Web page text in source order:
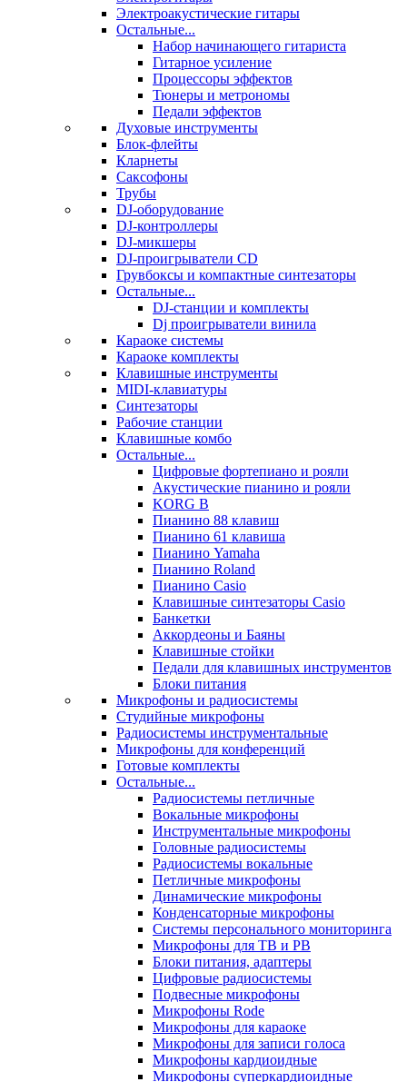
Электроакустические гитары
Остальные...
Набор начинающего гитариста
Гитарное усиление
Процессоры эффектов
Тюнеры и метрономы
Педали эффектов
Духовые инструменты
Блок-флейты
Кларнеты
Саксофоны
Трубы
DJ-оборудование
DJ-контроллеры
DJ-микшеры
DJ-проигрыватели CD
Грувбоксы и компактные синтезаторы
Остальные...
DJ-станции и комплекты
Dj проигрыватели винила
Караоке системы
Караоке комплекты
Клавишные инструменты
MIDI-клавиатуры
Синтезаторы
Рабочие станции
Клавишные комбо
Остальные...
Цифровые фортепиано и рояли
Акустические пианино и рояли
KORG B
Пианино 88 клавиш
Пианино 61 клавиша
Пианино Yamaha
Пианино Roland
Пианино Casio
Клавишные синтезаторы Casio
Банкетки
Аккордеоны и Баяны
Клавишные стойки
Педали для клавишных инструментов
Блоки питания
Микрофоны и радиосистемы
Студийные микрофоны
Радиосистемы инструментальные
Микрофоны для конференций
Готовые комплекты
Остальные...
Радиосистемы петличные
Вокальные микрофоны
Инструментальные микрофоны
Головные радиосистемы
Радиосистемы вокальные
Петличные микрофоны
Динамические микрофоны
Конденсаторные микрофоны
Системы персонального мониторинга
Микрофоны для ТВ и РВ
Блоки питания, адаптеры
Цифровые радиосистемы
Подвесные микрофоны
Микрофоны Rode
Микрофоны для караоке
Микрофоны для записи голоса
Микрофоны кардиоидные
Микрофоны суперкардиоидные